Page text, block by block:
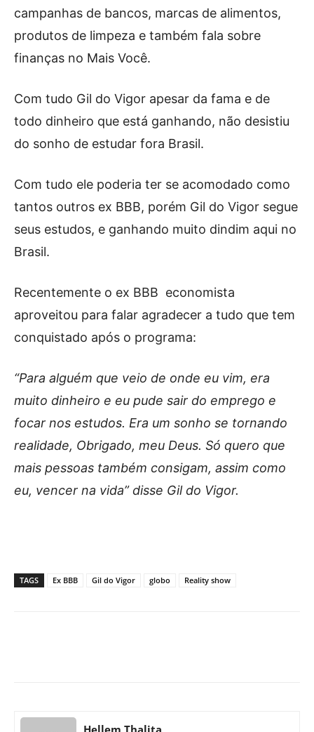
campanhas de bancos, marcas de alimentos,
produtos de limpeza e também fala sobre
finanças no Mais Você.
Com tudo Gil do Vigor apesar da fama e de
todo dinheiro que está ganhando, não desistiu
do sonho de estudar fora Brasil.
Com tudo ele poderia ter se acomodado como
tantos outros ex BBB, porém Gil do Vigor segue
seus estudos, e ganhando muito dindim aqui no
Brasil.
Recentemente o ex BBB economista
aproveitou para falar agradecer a tudo que tem
conquistado após o programa:
“Para alguém que veio de onde eu vim, era
muito dinheiro e eu pude sair do emprego e
focar nos estudos. Era um sonho se tornando
realidade, Obrigado, meu Deus. Só quero que
mais pessoas também consigam, assim como
eu, vencer na vida” disse Gil do Vigor.
TAGS Ex BBB Gil do Vigor globo Reality show
Hellem Thalita